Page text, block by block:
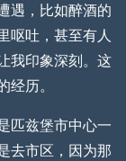
遇，比如醉酒的
呕吐，甚至有人
我印象深刻。这
历。
匹兹堡市中心一
去市区，因为那